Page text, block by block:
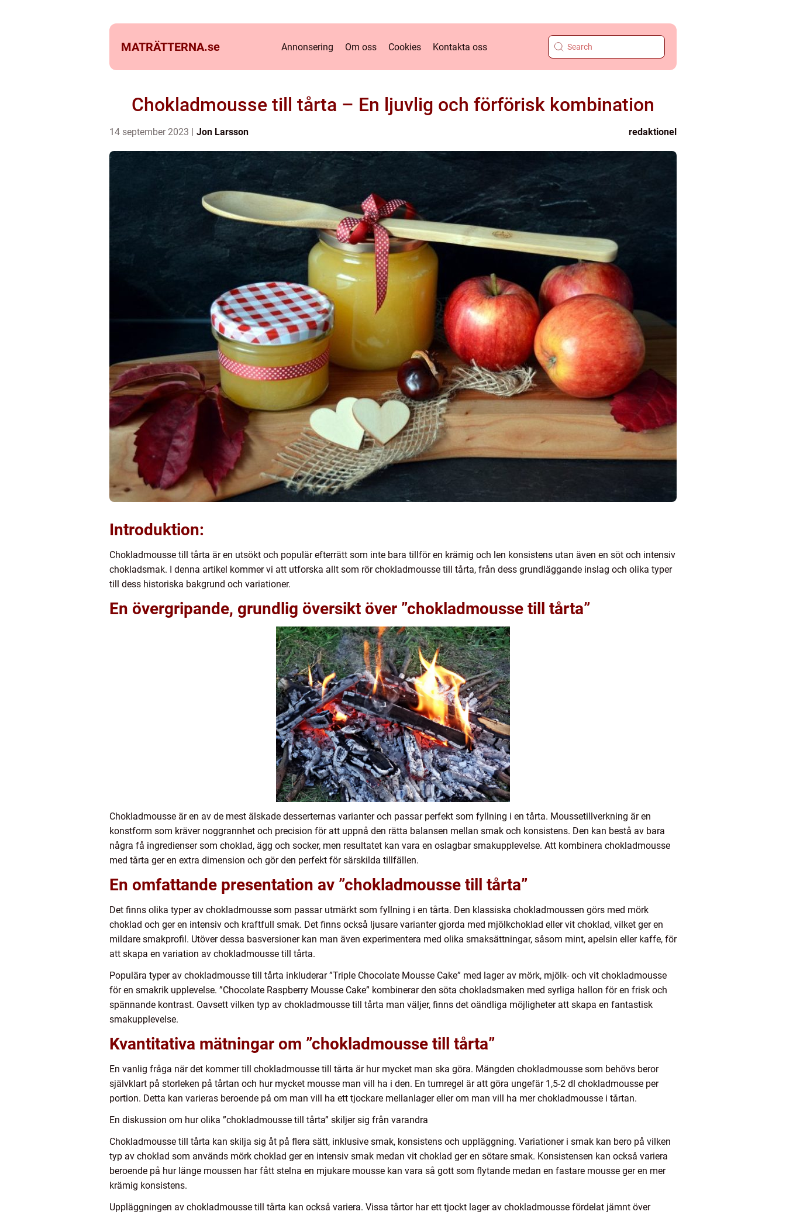
MATRÄTTERNA.se Annonsering Om oss Cookies Kontakta oss
Chokladmousse till tårta – En ljuvlig och förförisk kombination
14 september 2023 Jon Larsson redaktionel
Introduktion:
Chokladmousse till tårta är en utsökt och populär efterrätt som inte bara tillför en krämig och len konsistens utan även en söt och intensiv
chokladsmak. I denna artikel kommer vi att utforska allt som rör chokladmousse till tårta, från dess grundläggande inslag och olika typer
till dess historiska bakgrund och variationer.
En övergripande, grundlig översikt över ”chokladmousse till tårta”
Chokladmousse är en av de mest älskade desserternas varianter och passar perfekt som fyllning i en tårta. Moussetillverkning är en
konstform som kräver noggrannhet och precision för att uppnå den rätta balansen mellan smak och konsistens. Den kan bestå av bara
några få ingredienser som choklad, ägg och socker, men resultatet kan vara en oslagbar smakupplevelse. Att kombinera chokladmousse
med tårta ger en extra dimension och gör den perfekt för särskilda tillfällen.
En omfattande presentation av ”chokladmousse till tårta”
Det finns olika typer av chokladmousse som passar utmärkt som fyllning i en tårta. Den klassiska chokladmoussen görs med mörk
choklad och ger en intensiv och kraftfull smak. Det finns också ljusare varianter gjorda med mjölkchoklad eller vit choklad, vilket ger en
mildare smakprofil. Utöver dessa basversioner kan man även experimentera med olika smaksättningar, såsom mint, apelsin eller kaffe, för
att skapa en variation av chokladmousse till tårta.
Populära typer av chokladmousse till tårta inkluderar ”Triple Chocolate Mousse Cake” med lager av mörk, mjölk- och vit chokladmousse
för en smakrik upplevelse. ”Chocolate Raspberry Mousse Cake” kombinerar den söta chokladsmaken med syrliga hallon för en frisk och
spännande kontrast. Oavsett vilken typ av chokladmousse till tårta man väljer, finns det oändliga möjligheter att skapa en fantastisk
smakupplevelse.
Kvantitativa mätningar om ”chokladmousse till tårta”
En vanlig fråga när det kommer till chokladmousse till tårta är hur mycket man ska göra. Mängden chokladmousse som behövs beror
självklart på storleken på tårtan och hur mycket mousse man vill ha i den. En tumregel är att göra ungefär 1,5-2 dl chokladmousse per
portion. Detta kan varieras beroende på om man vill ha ett tjockare mellanlager eller om man vill ha mer chokladmousse i tårtan.
En diskussion om hur olika ”chokladmousse till tårta” skiljer sig från varandra
Chokladmousse till tårta kan skilja sig åt på flera sätt, inklusive smak, konsistens och uppläggning. Variationer i smak kan bero på vilken
typ av choklad som används mörk choklad ger en intensiv smak medan vit choklad ger en sötare smak. Konsistensen kan också variera
beroende på hur länge moussen har fått stelna en mjukare mousse kan vara så gott som flytande medan en fastare mousse ger en mer
krämig konsistens.
Uppläggningen av chokladmousse till tårta kan också variera. Vissa tårtor har ett tjockt lager av chokladmousse fördelat jämnt över